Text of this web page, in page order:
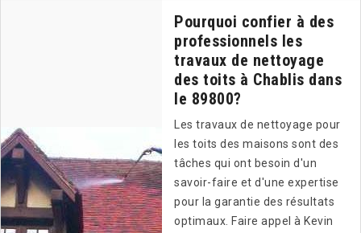
Pourquoi confier à des
professionnels les
travaux de nettoyage
des toits à Chablis dans
le 89800?
Les travaux de nettoyage pour
les toits des maisons sont des
tâches qui ont besoin d'un
savoir-faire et d'une expertise
pour la garantie des résultats
optimaux. Faire appel à Kevin